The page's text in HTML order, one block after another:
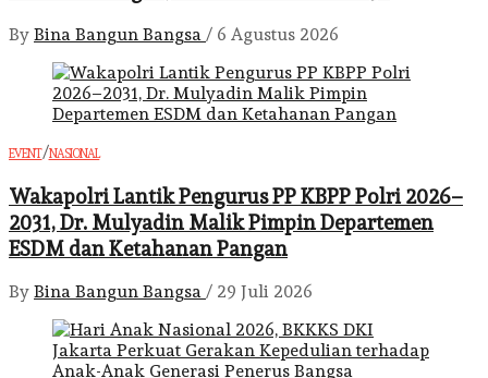
By Bina Bangun Bangsa / 6 Agustus 2026
EVENT/NASIONAL
Wakapolri Lantik Pengurus PP KBPP Polri 2026–
2031, Dr. Mulyadin Malik Pimpin Departemen
ESDM dan Ketahanan Pangan
By Bina Bangun Bangsa / 29 Juli 2026